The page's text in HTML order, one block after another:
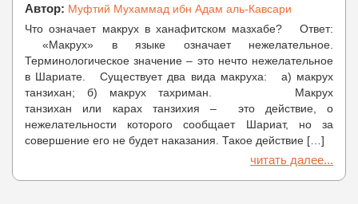
Автор: Муфтий Мухаммад ибн Адам аль-Кавсари
Что означает макрух в ханафитском мазхабе? Ответ:
«Макрух» в языке означает нежелательное.
Терминологическое значение – это нечто нежелательное
в Шариате. Существует два вида макруха: а) макрух
танзихан; б) макрух тахриман. Макрух
танзихан или карах танзихия – это действие, о
нежелательности которого сообщает Шариат, но за
совершение его не будет наказания. Такое действие […]
читать далее...